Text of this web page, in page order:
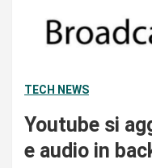
TECH NEWS
Youtube si
e audio in